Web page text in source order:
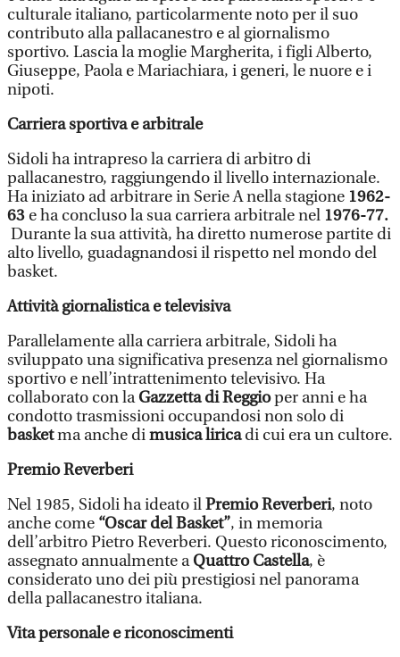
culturale italiano, particolarmente noto per il suo
contributo alla pallacanestro e al giornalismo
sportivo. Lascia la moglie Margherita, i figli Alberto,
Giuseppe, Paola e Mariachiara, i generi, le nuore e i
nipoti.
Carriera sportiva e arbitrale
Sidoli ha intrapreso la carriera di arbitro di
pallacanestro, raggiungendo il livello internazionale.
Ha iniziato ad arbitrare in Serie A nella stagione 1962-
63 e ha concluso la sua carriera arbitrale nel 1976-77.
Durante la sua attività, ha diretto numerose partite di
alto livello, guadagnandosi il rispetto nel mondo del
basket.
Attività giornalistica e televisiva
Parallelamente alla carriera arbitrale, Sidoli ha
sviluppato una significativa presenza nel giornalismo
sportivo e nell’intrattenimento televisivo. Ha
collaborato con laGazzetta di Reggioper anni e ha
condotto trasmissioni occupandosi non solo di
basketma anche dimusica liricadi cui era un cultore.
Premio Reverberi
Nel 1985, Sidoli ha ideato ilPremio Reverberi, noto
anche come “Oscar del Basket”, in memoria
dell’arbitro Pietro Reverberi. Questo riconoscimento,
assegnato annualmente aQuattro Castella, è
considerato uno dei più prestigiosi nel panorama
della pallacanestro italiana.
Vita personale e riconoscimenti